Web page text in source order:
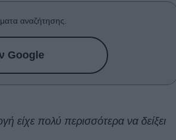
αναζήτησης.
Google
είχε πολύ περισσότερα να δείξει